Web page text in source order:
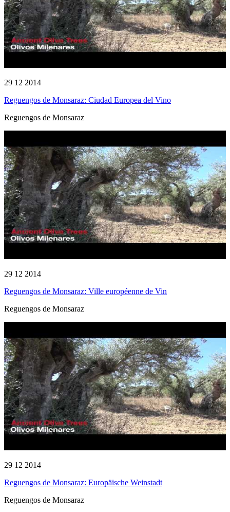
29 12 2014
Reguengos de Monsaraz: Ciudad Europea del Vino
Reguengos de Monsaraz
29 12 2014
Reguengos de Monsaraz: Ville européenne de Vin
Reguengos de Monsaraz
29 12 2014
Reguengos de Monsaraz: Europäische Weinstadt
Reguengos de Monsaraz